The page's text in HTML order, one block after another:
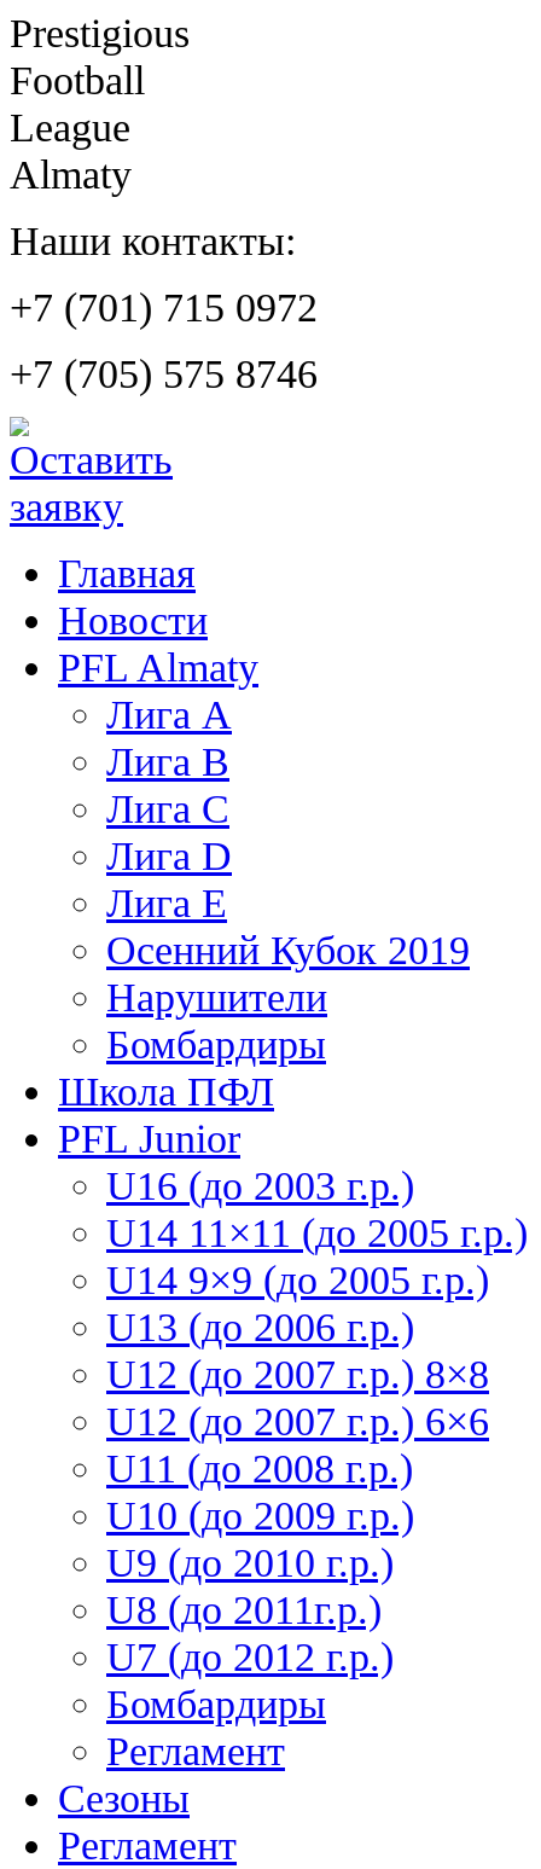
Prestigious
Football
League
Almaty
Наши контакты:
+7 (701) 715 0972
+7 (705) 575 8746
Главная
Новости
PFL Almaty
Лига A
Лига В
Лига С
Лига D
Лига Е
Осенний Кубок 2019
Нарушители
Бомбардиры
Школа ПФЛ
PFL Junior
U16 (до 2003 г.р.)
U14 11×11 (до 2005 г.р.)
U14 9×9 (до 2005 г.р.)
U13 (до 2006 г.р.)
U12 (до 2007 г.р.) 8×8
U12 (до 2007 г.р.) 6×6
U11 (до 2008 г.р.)
U10 (до 2009 г.р.)
U9 (до 2010 г.р.)
U8 (до 2011г.р.)
U7 (до 2012 г.р.)
Бомбардиры
Регламент
Сезоны
Регламент